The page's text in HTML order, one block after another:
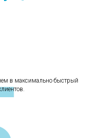
в максимально быстрый